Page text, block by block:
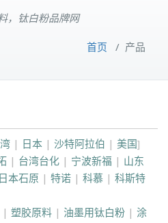
，钛白粉品牌网
首页 / 产品
| 日本 | 沙特阿拉伯 | 美国]
| 台湾台化 | 宁波新福 | 山东
日本石原 | 特诺 | 科慕 | 科斯特
| 塑胶原料 | 油墨用钛白粉 | 涂